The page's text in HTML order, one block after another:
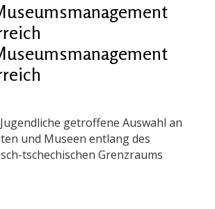
getroffene Auswahl an
und Museen entlang des
tschechischen Grenzraums